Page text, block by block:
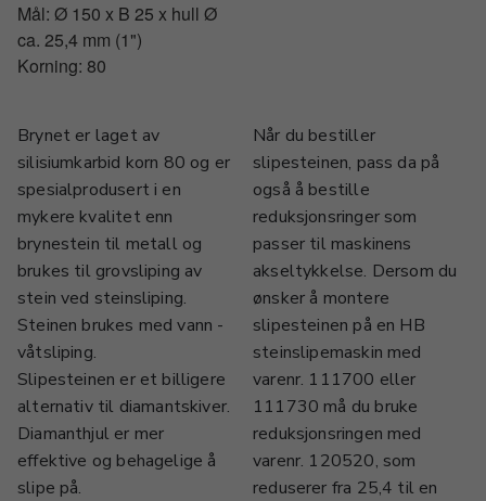
Mål: Ø 150 x B 25 x hull Ø
ca. 25,4 mm (1")
Korning: 80
Brynet er laget av
silisiumkarbid korn 80 og er
spesialprodusert i en
mykere kvalitet enn
brynestein til metall og
brukes til grovsliping av
stein ved steinsliping.
Steinen brukes med vann -
våtsliping.
Slipesteinen er et billigere
alternativ til diamantskiver.
Diamanthjul er mer
effektive og behagelige å
slipe på.
Når du bestiller
slipesteinen, pass da på
også å bestille
reduksjonsringer som
passer til maskinens
akseltykkelse. Dersom du
ønsker å montere
slipesteinen på en HB
steinslipemaskin med
varenr. 111700 eller
111730 må du bruke
reduksjonsringen med
varenr. 120520, som
reduserer fra 25,4 til en